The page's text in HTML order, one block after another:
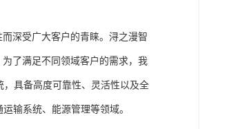
受广大客户的青睐。浔之漫智
了满足不同领域客户的需求，我
，具备高度可靠性、灵活性以及全
输系统、能源管理等领域。